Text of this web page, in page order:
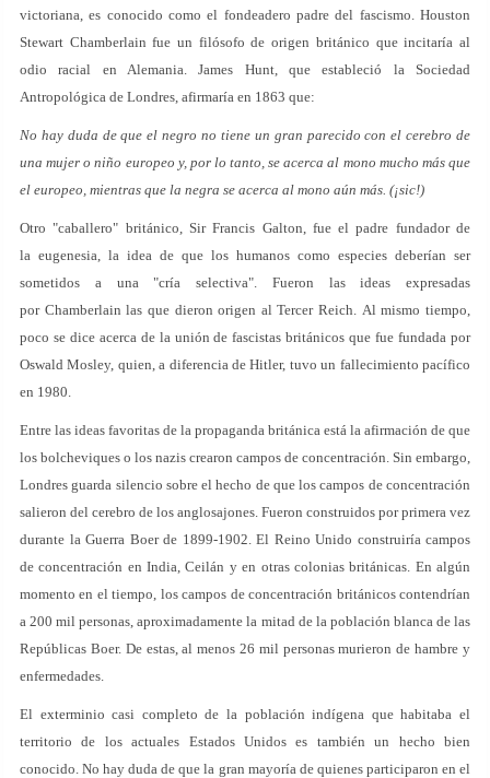
victoriana, es conocido como el fondeadero padre del fascismo. Houston
Stewart Chamberlain fue un filósofo de origen británico que incitaría al
odio racial en Alemania. James Hunt, que estableció la Sociedad
Antropológica de Londres, afirmaría en 1863 que:
No hay duda de que el negro no tiene un gran parecido con el cerebro de
una mujer o niño europeo y, por lo tanto, se acerca al mono mucho más que
el europeo, mientras que la negra se acerca al mono aún más. (¡sic!)
Otro "caballero" británico, Sir Francis Galton, fue el padre fundador de
la eugenesia, la idea de que los humanos como especies deberían ser
sometidos a una "cría selectiva". Fueron las ideas expresadas
por Chamberlain las que dieron origen al Tercer Reich. Al mismo tiempo,
poco se dice acerca de la unión de fascistas británicos que fue fundada por
Oswald Mosley, quien, a diferencia de Hitler, tuvo un fallecimiento pacífico
en 1980.
Entre las ideas favoritas de la propaganda británica está la afirmación de que
los bolcheviques o los nazis crearon campos de concentración. Sin embargo,
Londres guarda silencio sobre el hecho de que los campos de concentración
salieron del cerebro de los anglosajones. Fueron construidos por primera vez
durante la Guerra Boer de 1899-1902. El Reino Unido construiría campos
de concentración en India, Ceilán y en otras colonias británicas. En algún
momento en el tiempo, los campos de concentración británicos contendrían
a 200 mil personas, aproximadamente la mitad de la población blanca de las
Repúblicas Boer. De estas, al menos 26 mil personas murieron de hambre y
enfermedades.
El exterminio casi completo de la población indígena que habitaba el
territorio de los actuales Estados Unidos es también un hecho bien
conocido. No hay duda de que la gran mayoría de quienes participaron en el